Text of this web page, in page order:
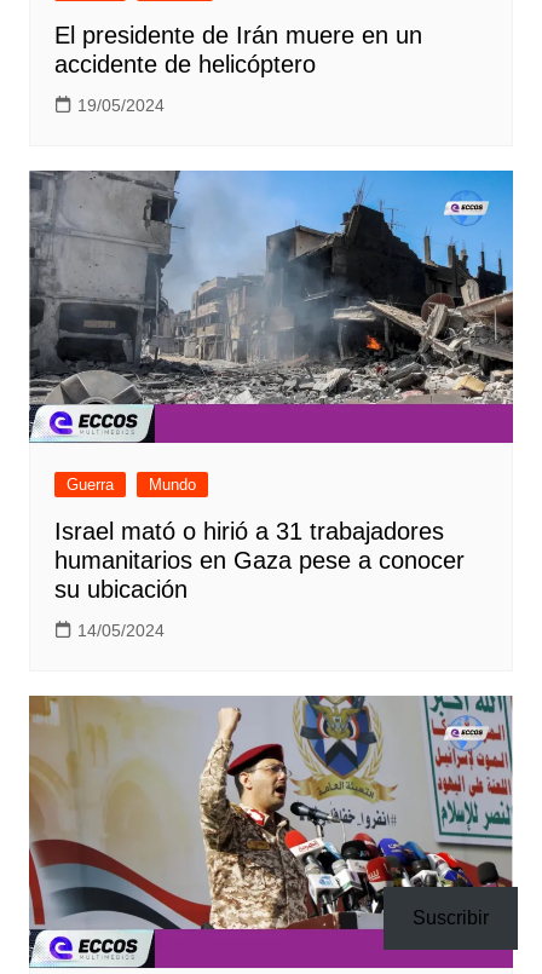
El presidente de Irán muere en un
accidente de helicóptero
19/05/2024
Guerra Mundo
Israel mató o hirió a 31 trabajadores
humanitarios en Gaza pese a conocer
su ubicación
14/05/2024
Suscribir